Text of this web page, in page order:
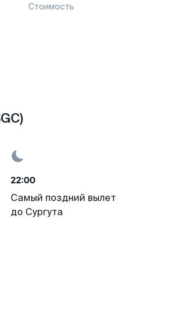
Стоимость
22:00
Самый поздний вылет
до Сургута